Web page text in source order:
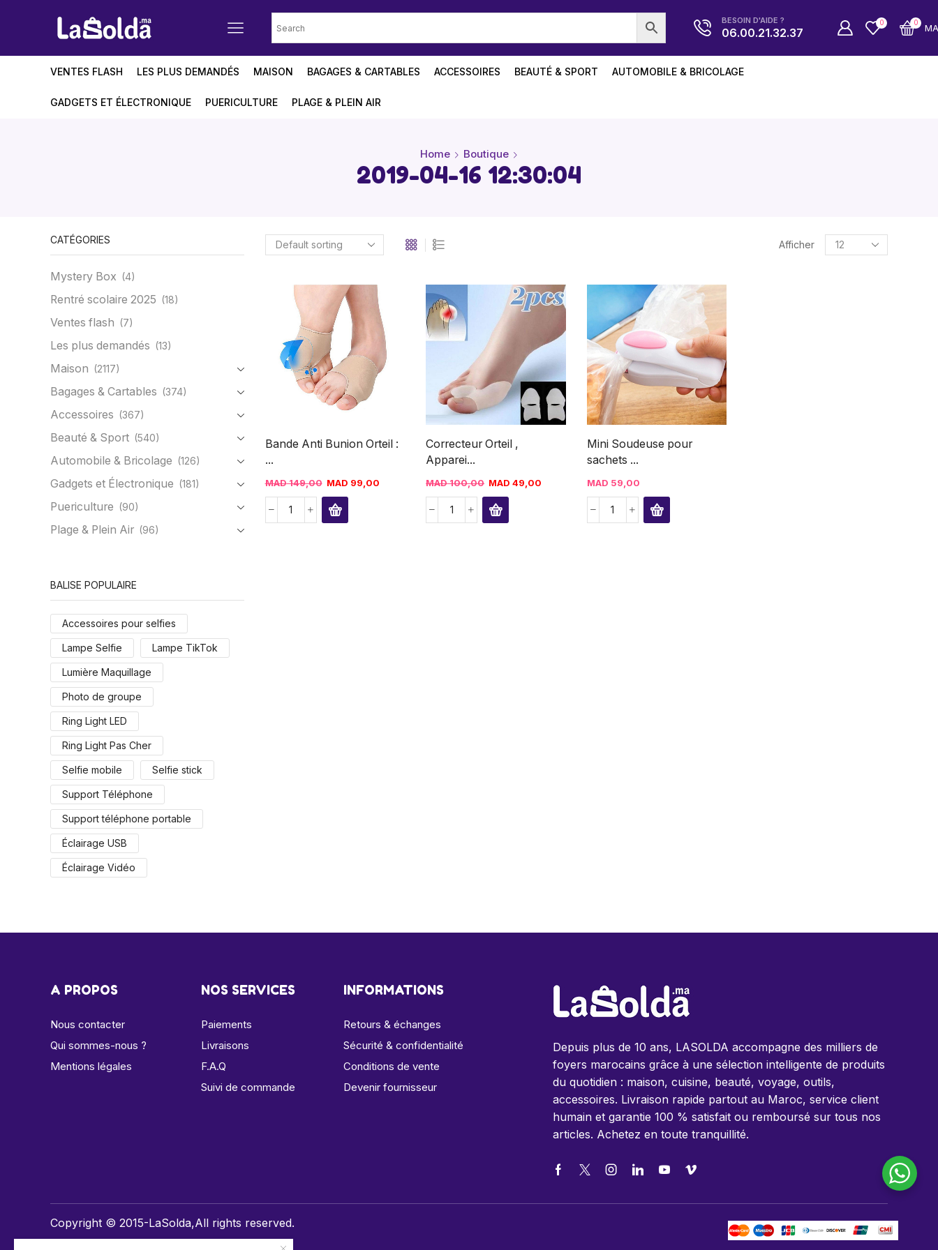
BESOIN D'AIDE ?
06.00.21.32.37
0 0
VENTES FLASH LES PLUS DEMANDÉS MAISON BAGAGES & CARTABLES ACCESSOIRES BEAUTÉ & SPORT AUTOMOBILE & BRICOLAGE
GADGETS ET ÉLECTRONIQUE PUERICULTURE PLAGE & PLEIN AIR
Home Boutique
2019-04-16 12:30:04
Afficher
Bande Anti Bunion Orteil :
...
MAD149,00 MAD 99,00
Correcteur Orteil ,
Apparei...
MAD100,00 MAD 49,00
Mini Soudeuse pour
sachets ...
MAD 59,00
CATÉGORIES
Mystery Box (4)
Rentré scolaire 2025 (18)
Ventes flash (7)
Les plus demandés (13)
Maison (2117)
Bagages & Cartables (374)
Accessoires (367)
Beauté & Sport (540)
Automobile & Bricolage (126)
Gadgets et Électronique (181)
Puericulture (90)
Plage & Plein Air (96)
BALISE POPULAIRE
Accessoires pour selfies
Lampe Selfie Lampe TikTok
Lumière Maquillage
Photo de groupe
Ring Light LED
Ring Light Pas Cher
Selfie mobile Selfie stick
Support Téléphone
Support téléphone portable
Éclairage USB
Éclairage Vidéo
A PROPOS
Nous contacter
Qui sommes-nous ?
Mentions légales
NOS SERVICES
Paiements
Livraisons
F.A.Q
Suivi de commande
INFORMATIONS
Retours & échanges
Sécurité & confidentialité
Conditions de vente
Devenir fournisseur
Depuis plus de 10 ans, LASOLDA accompagne des milliers de
foyers marocains grâce à une sélection intelligente de produits
du quotidien : maison, cuisine, beauté, voyage, outils,
accessoires. Livraison rapide partout au Maroc, service client
humain et garantie 100 % satisfait ou remboursé sur tous nos
articles. Achetez en toute tranquillité.
Copyright © 2015-LaSolda,All rights reserved.